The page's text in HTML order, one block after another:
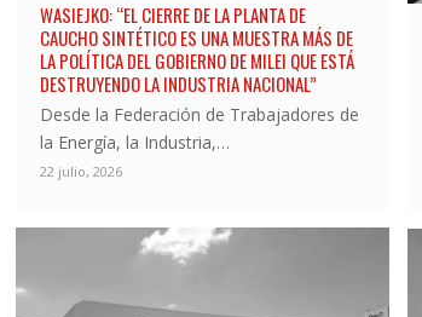
WASIEJKO: “EL CIERRE DE LA PLANTA DE
CAUCHO SINTÉTICO ES UNA MUESTRA MÁS DE
LA POLÍTICA DEL GOBIERNO DE MILEI QUE ESTÁ
DESTRUYENDO LA INDUSTRIA NACIONAL”
Desde la Federación de Trabajadores de
la Energía, la Industria,…
22 julio, 2026